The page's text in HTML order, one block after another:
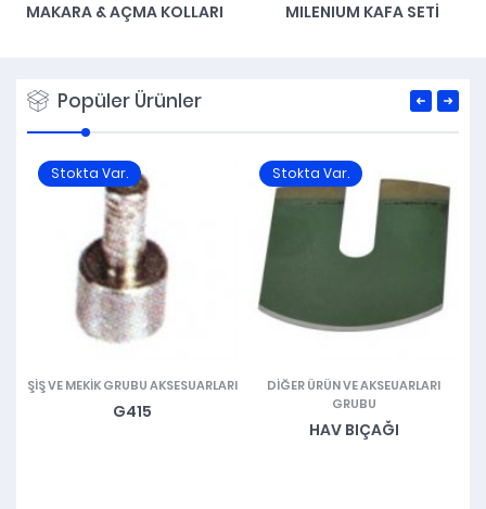
MAKARA & AÇMA KOLLARI MILENIUM KAFA SETI
Popüler Ürünler
Stokta Var.
ŞIŞ VE MEKIK GRUBU AKSESUARLARI
G415
Stokta Var.
DIĞER ÜRÜN VE AKSEUARLARI
GRUBU
HAV BIÇAĞI